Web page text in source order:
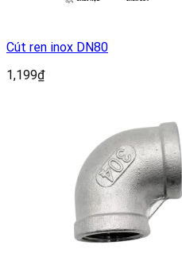
Cút ren inox DN80
1,199₫